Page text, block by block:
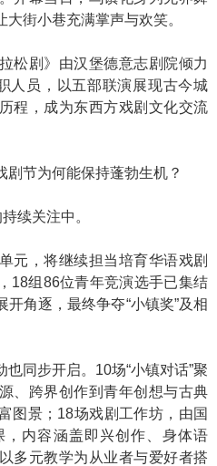
街小巷充满掌声与欢笑。
剧》由汉堡德意志剧院倾力
人员，以五部联演展现古今城
程，成为东西方戏剧文化交流
节为何能保持蓬勃生机？
续关注中。
，将继续担当培育华语戏剧
18组86位青年竞演选手已集结
角逐，最终争夺“小镇奖”及相
同步开启。10场“小镇对话”聚
、跨界创作到青年创想与古典
图景；18场戏剧工作坊，由国
内容涵盖即兴创作、身体语
多元教学为从业者与爱好者搭